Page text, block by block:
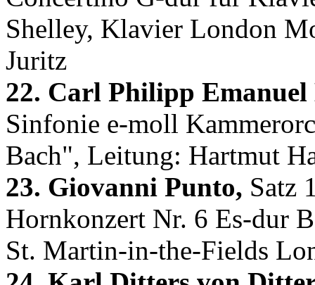
Shelley, Klavier London
Juritz
22. Carl Philipp Emanuel
Sinfonie e-moll
Bach", Leitung: Hartmut
23. Giovanni Punto, Satz
Hornkonzert Nr. 6 Es-dur
St. Martin-in-the-Fields